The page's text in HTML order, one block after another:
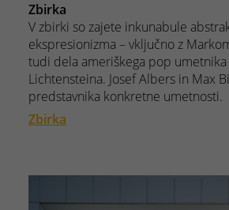
Zbirka
V zbirki so zajete inkunabule
ekspresionizma – vključno z
tudi dela ameriškega pop umetnika
Lichtensteina. Josef Albers in Max
predstavnika konkretne umetnosti.
Zbirka